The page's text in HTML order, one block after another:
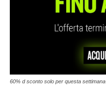
60% d sconto solo per questa settimana